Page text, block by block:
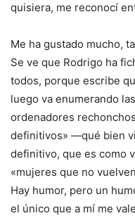
quisiera, me reconocí
Me ha gustado mucho,
Se ve que Rodrigo ha
todos, porque escribe
luego va enumerando
ordenadores
definitivos» —qué bien
definitivo, que es como
«mujeres que no
Hay humor, pero un
el único que a mí me